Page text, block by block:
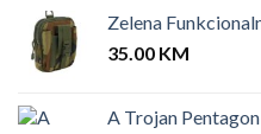
Zelena
35.00 KM
A Trojan